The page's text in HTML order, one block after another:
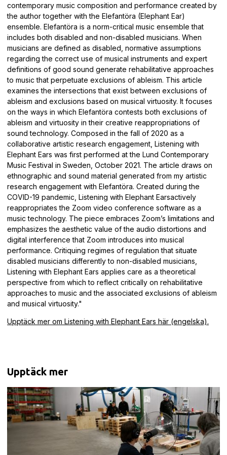
contemporary music composition and performance created by
the author together with the Elefantöra (Elephant Ear)
ensemble. Elefantöra is a norm-critical music ensemble that
includes both disabled and non-disabled musicians. When
musicians are defined as disabled, normative assumptions
regarding the correct use of musical instruments and expert
definitions of good sound generate rehabilitative approaches
to music that perpetuate exclusions of ableism. This article
examines the intersections that exist between exclusions of
ableism and exclusions based on musical virtuosity. It focuses
on the ways in which Elefantöra contests both exclusions of
ableism and virtuosity in their creative reappropriations of
sound technology. Composed in the fall of 2020 as a
collaborative artistic research engagement, Listening with
Elephant Ears was first performed at the Lund Contemporary
Music Festival in Sweden, October 2021. The article draws on
ethnographic and sound material generated from my artistic
research engagement with Elefantöra. Created during the
COVID-19 pandemic, Listening with Elephant Earsactively
reappropriates the Zoom video conference software as a
music technology. The piece embraces Zoom’s limitations and
emphasizes the aesthetic value of the audio distortions and
digital interference that Zoom introduces into musical
performance. Critiquing regimes of regulation that situate
disabled musicians differently to non-disabled musicians,
Listening with Elephant Ears applies care as a theoretical
perspective from which to reflect critically on rehabilitative
approaches to music and the associated exclusions of ableism
and musical virtuosity."
Upptäck mer om Listening with Elephant Ears här (engelska).
Upptäck mer